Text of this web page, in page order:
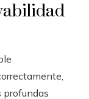
profundas